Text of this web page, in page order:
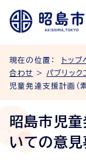
現在の位置： トップ
合わせ
> パブリック
児童発達支援計画（
昭島市児童
いての意見